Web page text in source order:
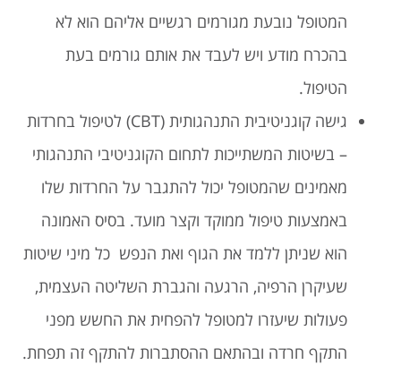
המטופל נובעת מגורמים רגשיים אליהם הוא לא
בהכרח מודע ויש לעבד את אותם גורמים בעת
הטיפול.
גישה קוגניטיבית התנהגותית (CBT) לטיפול בחרדות
– בשיטות המשתייכות לתחום הקוגניטיבי התנהגותי
מאמינים שהמטופל יכול להתגבר על החרדות שלו
באמצעות טיפול ממוקד וקצר מועד. בסיס האמונה
הוא שניתן ללמד את הגוף ואת הנפש כל מיני שיטות
שעיקרן הרפיה, הרגעה והגברת השליטה העצמית,
פעולות שיעזרו למטופל להפחית את החשש מפני
התקף חרדה ובהתאם ההסתברות להתקף זה תפחת.